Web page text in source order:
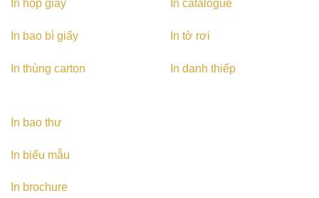
In hộp giấy
In bao bì giấy
In thùng carton
In catalogue
In tờ rơi
In danh thiếp
In bao thư
In biểu mẫu
In brochure